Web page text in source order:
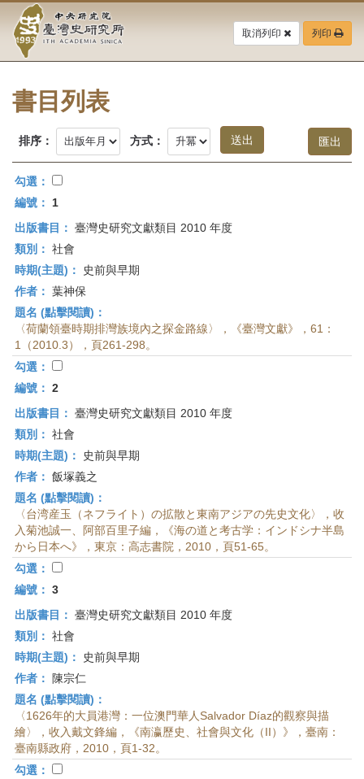
要
中
央
研
究
院-
臺
灣
史
研
究
所-
首
頁
取消列印 列印
書目列表
排序： 方式：
勾選：
編號：
1
出版書目： 臺灣史研究文獻類目 2010 年度
類別： 社會
時期(主題)：
史前與早期
作者： 葉神保
題名 (點擊閱讀)：
〈荷蘭領臺時期排灣族境內之探金路線〉，《臺灣文獻》，61：
1（2010.3），頁261-298。
勾選：
編號： 2
出版書目： 臺灣史研究文獻類目 2010 年度
類別： 社會
時期(主題)：
史前與早期
作者： 飯塚義之
題名 (點擊閱讀)：
〈台湾産玉（ネフライト）の拡散と東南アジアの先史文化〉，收
入菊池誠一、阿部百里子編，《海の道と考古学：インドシナ半島
から日本へ》，東京：高志書院，2010，頁51-65。
勾選：
編號： 3
出版書目： 臺灣史研究文獻類目 2010 年度
類別： 社會
時期(主題)：
史前與早期
作者：
陳宗仁
題名 (點擊閱讀)：
〈1626年的大員港灣：一位澳門華人Salvador Díaz的觀察與描
繪〉，收入戴文鋒編，《南瀛歷史、社會與文化（II）》，臺南：
臺南縣政府，2010，頁1-32。
勾選：